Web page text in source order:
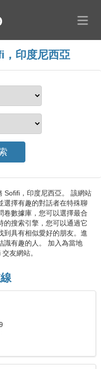
印度尼西亞
Sofifi，印度尼西亞。 該網站
選擇有趣的對話者在特殊聊
卷數據庫，您可以選擇最合
的搜索引擎，您可以通過它
到具有相似愛好的朋友。進
識有趣的人。 加入為當地
友網站。